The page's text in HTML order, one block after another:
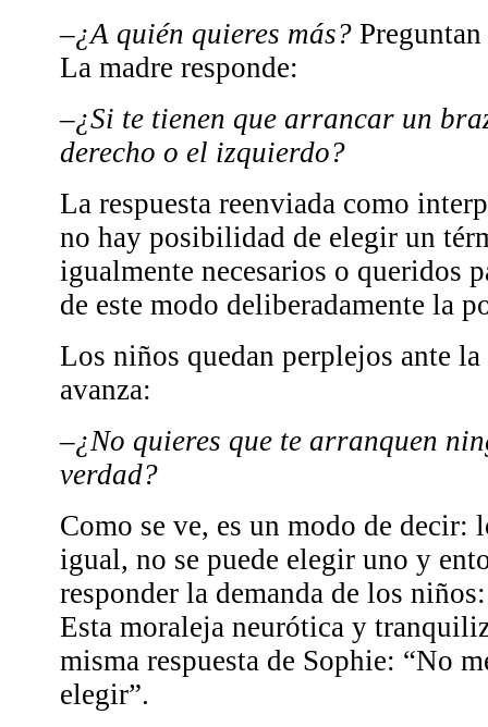
–¿A quién quieres más?
La madre responde:
–¿Si te tienen que arrancar un
derecho o el izquierdo?
La respuesta reenviada como
no hay posibilidad de elegir un
igualmente necesarios o queridos
de este modo deliberadamente la
Los niños quedan perplejos ante
avanza:
–¿No quieres que te arranquen
verdad?
Como se ve, es un modo de decir:
igual, no se puede elegir uno y
responder la demanda de los
Esta moraleja neurótica y
misma respuesta de Sophie: “No
elegir”.